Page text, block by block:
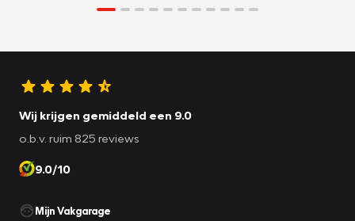
Wij krijgen gemiddeld een 9.0
o.b.v. ruim 825 reviews
9.0/10
Mijn Vakgarage